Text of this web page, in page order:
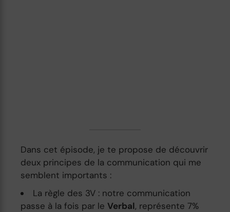
Dans cet épisode, je te propose de découvrir
deux principes de la communication qui me
semblent importants :
La règle des 3V : notre communication
passe à la fois par leVerbal, représente 7%